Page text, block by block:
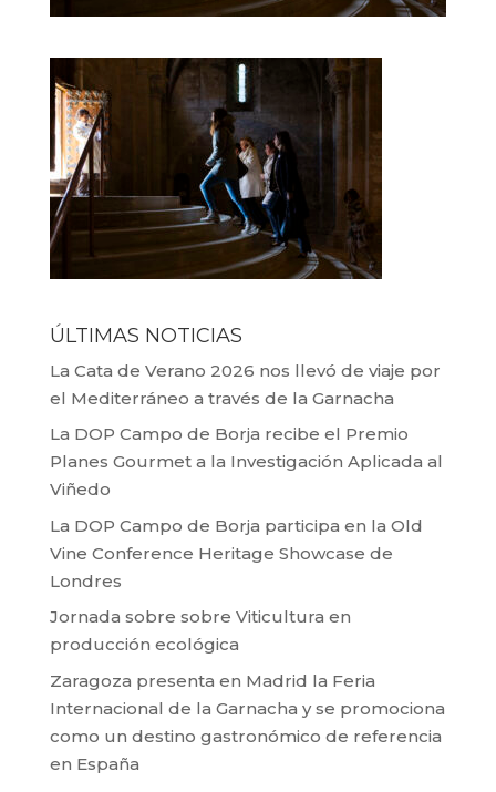
ÚLTIMAS NOTICIAS
La Cata de Verano 2026 nos llevó de viaje por
el Mediterráneo a través de la Garnacha
La DOP Campo de Borja recibe el Premio
Planes Gourmet a la Investigación Aplicada al
Viñedo
La DOP Campo de Borja participa en la Old
Vine Conference Heritage Showcase de
Londres
Jornada sobre sobre Viticultura en
producción ecológica
Zaragoza presenta en Madrid la Feria
Internacional de la Garnacha y se promociona
como un destino gastronómico de referencia
en España